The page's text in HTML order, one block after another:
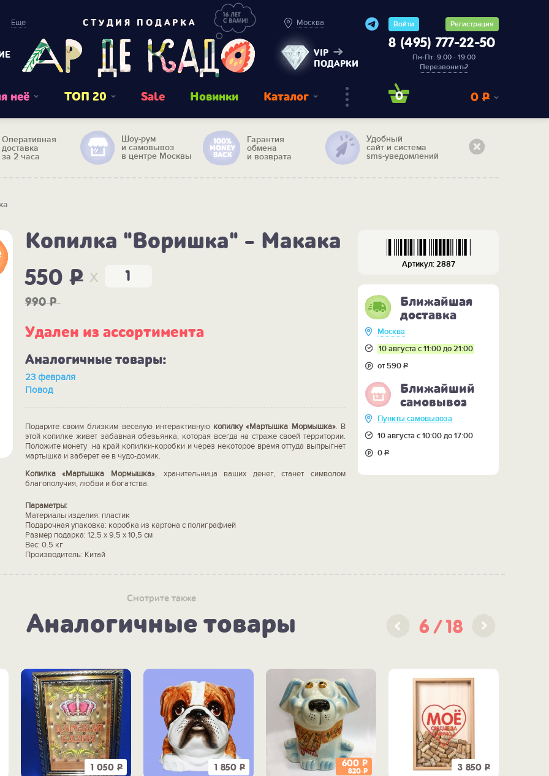
Еще СТУДИЯ ПОДАРКА Москва
VIP
ПОДАРКИ
Войти Регистрация
8 (495) 777-22-50
Пн-Пт: 9:00 - 19:00
Перезвонить?
неё ТОП 20 Sale Новинки Каталог 0 0 Р
Оперативная
доставка
за 2 часа
Шоу-рум
и самовывоз
в центре Москвы
Гарантия
обмена
и возврата
Удобный
сайт и система
sms-уведомлений
Копилка "Воришка" - Макака
550P x
990P
Удален из ассортимента
Аналогичные товары:
23 февраля
Повод
Подарите своим близким веселую интерактивную копилку «Мартышка Мормышка». В
этой копилке живет забавная обезьянка, которая всегда на страже своей территории.
Положите монету на край копилки-коробки и через некоторое время оттуда выпрыгнет
мартышка и заберет ее в чудо-домик.
Копилка «Мартышка Мормышка», хранительница ваших денег, станет символом
благополучия, любви и богатства.
Параметры:
Материалы изделия: пластик
Подарочная упаковка: коробка из картона с полиграфией
Размер подарка: 12,5 х 9,5 х 10,5 см
Вес: 0.5 кг
Производитель: Китай
Артикул: 2887
Ближайшая
доставка
Москва
10 августа с 11:00 до 21:00
от 590Р
Ближайший
самовывоз
Пункты самовывоза
10 августа с 10:00 до 17:00
0Р
Смотрите также
Аналогичные товары 6 18
1 050 Р 1 850 Р 600 Р
820Р 3 850 Р